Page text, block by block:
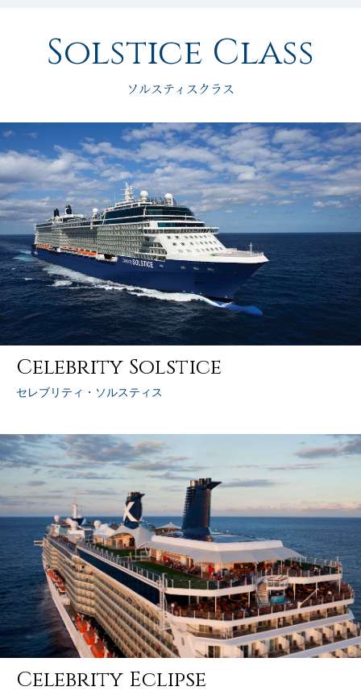
Solstice Class
ソルスティスクラス
Celebrity Solstice
セレブリティ・ソルスティス
Celebrity Eclipse